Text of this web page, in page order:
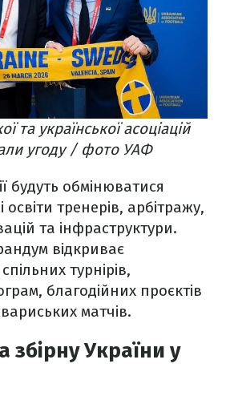
та української асоціацій
угоду / фото УАФ
будуть обмінюватися
освіти тренерів, арбітражу,
та інфраструктури.
відкриває
турнірів,
благодійних проєктів
матчів.
збірну України у